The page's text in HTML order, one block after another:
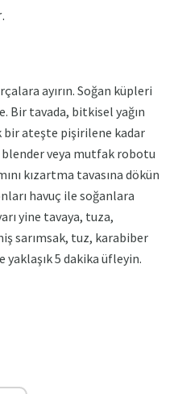
ayırın. Soğan küpleri
Bir tavada, bitkisel yağın
bir ateşte pişirilene kadar
blender veya mutfak robotu
kızartma tavasına dökün
havuç ile soğanlara
yine tavaya, tuza,
sarımsak, tuz, karabiber
yaklaşık 5 dakika üfleyin.